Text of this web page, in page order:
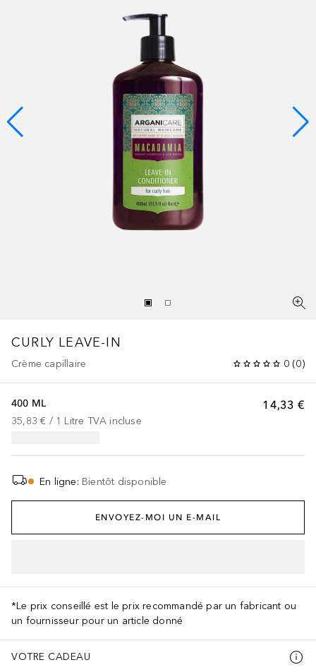
CURLY LEAVE-IN
Crème capillaire 0 (0)
14,33 €
400 ML
35,83 € / 1 Litre TVA incluse
En ligne: Bientôt disponible
ENVOYEZ-MOI UN E-MAIL
*Le prix conseillé est le prix recommandé par un fabricant ou
un fournisseur pour un article donné
VOTRE CADEAU